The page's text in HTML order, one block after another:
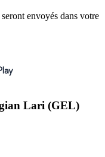
envoyés dans votre
Lari (GEL)